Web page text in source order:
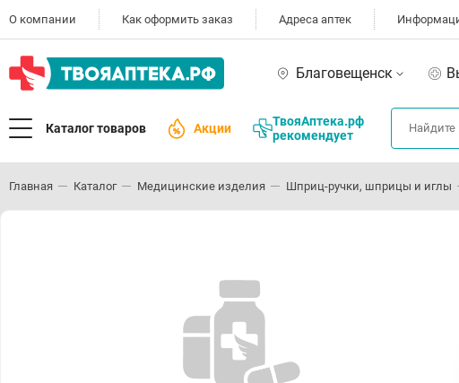
О компании Как оформить заказ Адреса аптек
Благовещенск
Каталог товаров Акции
ТвояАптека.рф
рекомендует
Главная Каталог Медицинские изделия Шприц-ручки, шприцы и иглы